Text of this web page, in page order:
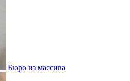
Бюро из массива